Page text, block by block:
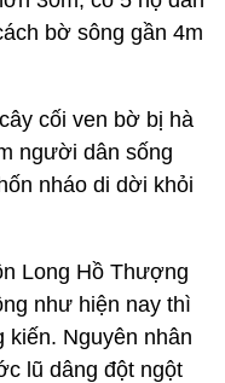
bờ sông gần 4m
cối ven bờ bị hà
người dân sống
nháo di dời khỏi
Long Hồ Thượng
như hiện nay thì
Nguyên nhân
lũ dâng đột ngột